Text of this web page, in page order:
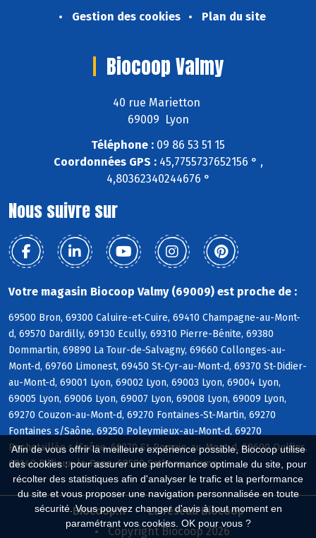
Afin de vous offrir la meilleure expérience possible, Biocoop utilise
des cookies : pour assurer une performance optimale du site, pour
récolter des statistiques afin d'analyser le trafic et la performance
du site et vous proposer une navigation personnalisée en toute
sécurité. Vous pouvez changer d'avis à tout moment en
paramétrant vos cookies. OK pour vous ?
Gestion des cookies
Plan du site
Biocoop Valmy
40 rue Marietton
69009 Lyon
Téléphone : 09 86 53 51 15
Coordonnées GPS :45,7755737652156 ° ,
4,80362340244676 °
Nous suivre sur
Votre magasin Biocoop Valmy (69009) est proche de :
69500 Bron, 69300 Caluire-et-Cuire, 69410 Champagne-au-Mont-
d, 69570 Dardilly, 69130 Ecully, 69310 Pierre-Bénite, 69380
Dommartin, 69890 La Tour-de-Salvagny, 69660 Collonges-au-
Mont-d, 69760 Limonest, 69450 St-Cyr-au-Mont-d, 69370 St-Didier-
au-Mont-d, 69001 Lyon, 69002 Lyon, 69003 Lyon, 69004 Lyon,
69005 Lyon, 69006 Lyon, 69007 Lyon, 69008 Lyon, 69009 Lyon,
69270 Couzon-au-Mont-d, 69270 Fontaines-St-Martin, 69270
Fontaines s/Saône, 69250 Poleymieux-au-Mont-d, 69270
Rochetaillée s/Saône, 69270 St-Romain-au-Mont-d, 69600 Oullins,
69140 Rillieux-la-Pape, 69580 Sathonay-Camp
Biocoop.fr
Le réseau Biocoop
Copyright Biocoop 2026